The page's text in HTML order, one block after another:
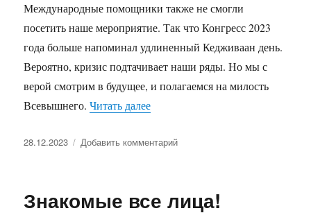
Международные помощники также не смогли
посетить наше мероприятие. Так что Конгресс 2023
года больше напоминал удлиненный Кедживаан день.
Вероятно, кризис подтачивает наши ряды. Но мы с
верой смотрим в будущее, и полагаемся на милость
Всевышнего.Читать далее«Ежегодная встреча Субуда
Опубликовано
28.12.2023 Добавить комментарийк
Субуда
России
Знакомые все лица!